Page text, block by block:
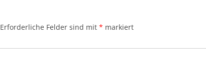
Erforderliche Felder sind mit * markiert